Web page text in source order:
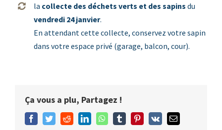
la collecte des déchets verts et des sapins du
vendredi 24 janvier.
En attendant cette collecte, conservez votre sapin
dans votre espace privé (garage, balcon, cour).
Ça vous a plu, Partagez !
Facebook
TwitterRedditLinkedInWhatsApp
Tumblr Pinterest
Vk Email